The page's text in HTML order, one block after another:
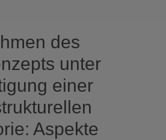
des
unter
einer
Aspekte